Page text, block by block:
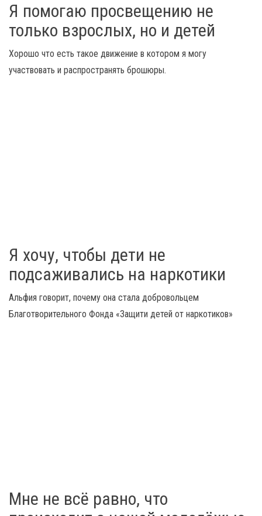
Я помогаю просвещению не
только взрослых, но и детей
Хорошо что есть такое движение в котором я могу
участвовать и распространять брошюры.
Я хочу, чтобы дети не
подсаживались на наркотики
Альфия говорит, почему она стала добровольцем
Благотворительного Фонда «Защити детей от наркотиков»
Мне не всё равно, что